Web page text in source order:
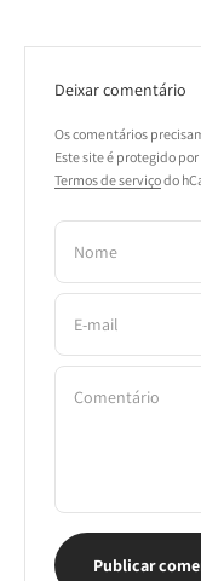
Deixar comentário
Os comentários
Este site é protegido por
Termos de serviçodo
Nome
E-mail
Comentário
Publicar